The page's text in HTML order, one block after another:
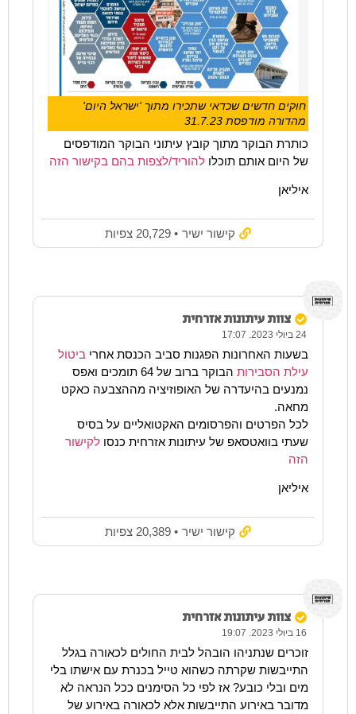
חוקים חדשים שכדאי שתכירו מתוך 'ישראל היום'
מהדורה מודפסת 31.7.23
כותרת הבוקר מתוך קובץ עיתוני הבוקר המודפסים
של היום אותם תוכלו להוריד/לצפות בהם בקישור הזה
איליאן
קישור ישיר • 20,729 צפיות
צוות עיתונות אזרחית
24 ביולי 2023. 17:07
בשעות האחרונות הפגנות סביב הכנסת אחרי ביטול
עילת הסבירות
הבוקר ברוב של 64 תומכים ואפס
נמנעים בהיעדרה של האופוזיציה מההצבעה כאקט
מחאה.
לכל הפרטים והפרסומים האקטואליים על בסיס
שעתי בוואטסאפ של עיתונות אזרחית כנסו לקישור
הזה
איליאן
קישור ישיר • 20,389 צפיות
צוות עיתונות אזרחית
16 ביולי 2023. 19:07
זוכרים שנתניהו הובהל לבית החולים לכאורה בגלל
התייבשות שקרתה כשהוא טייל בכנרת עם אישתו בלי
מים ובלי כובע? אז לפי כל הסימנים ככל הנראה לא
מדובר באירוע התייבשות אלא לכאורה באירוע של